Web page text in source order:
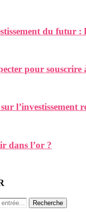
du futur :
pour souscrire
l’investissement
dans l’or ?